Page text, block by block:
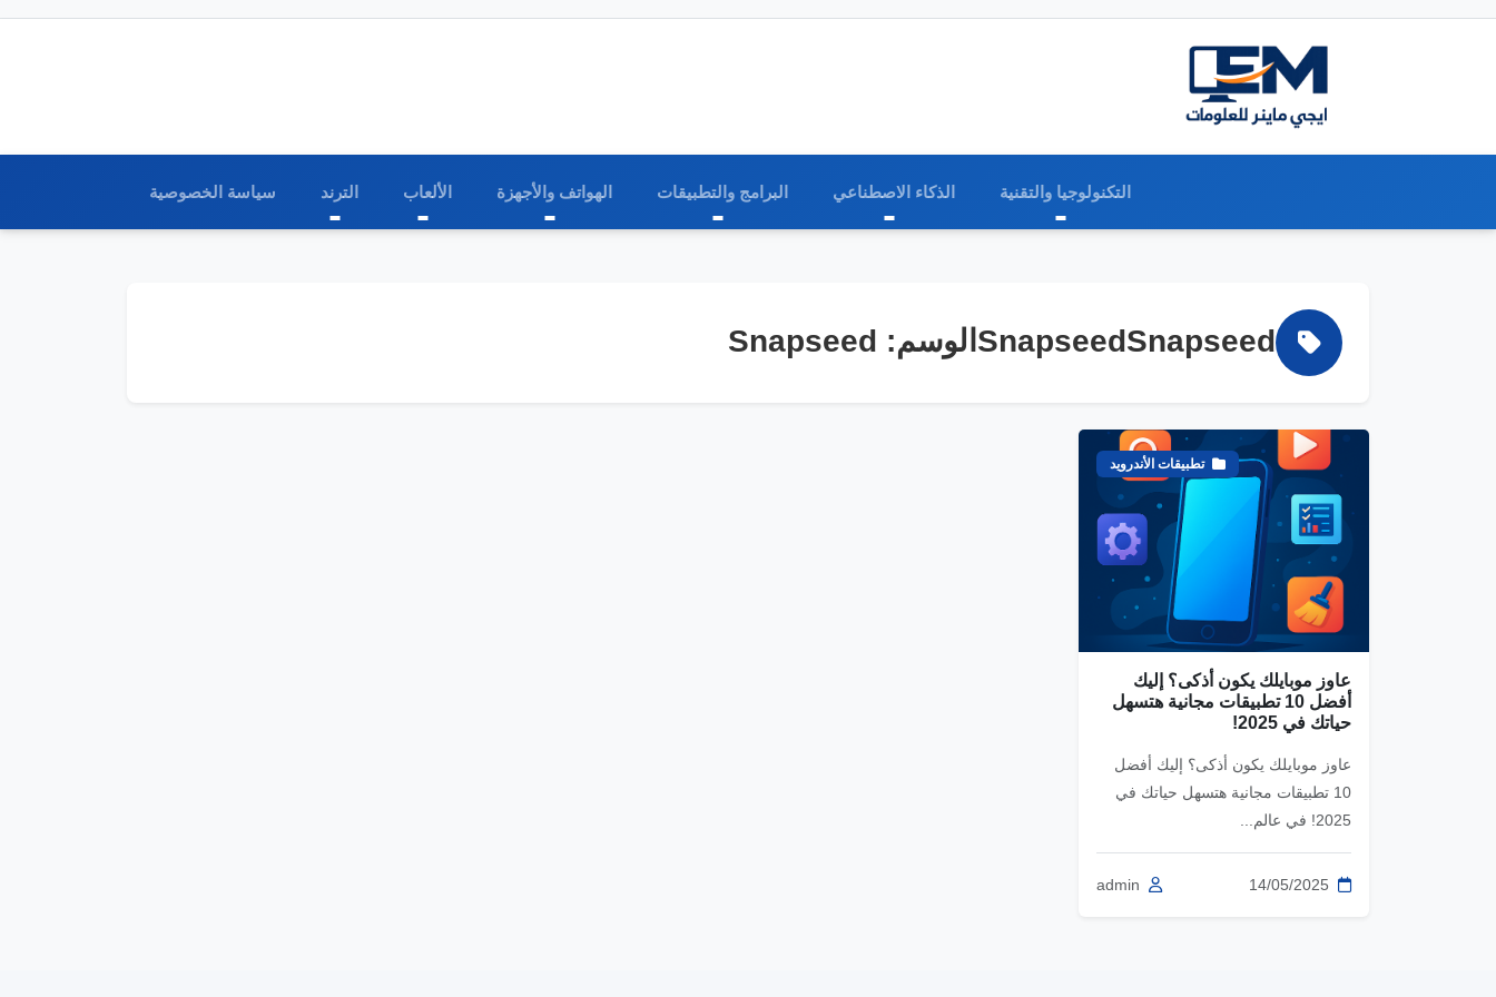
التكنولوجيا والتقنية الذكاء الاصطناعي البرامج والتطبيقات الهواتف والأجهزة الألعاب الترند سياسة الخصوصية
SnapseedSnapseedالوسم: Snapseed
تطبيقات الأندرويد
عاوز موبايلك يكون أذكى؟ إليك
أفضل 10 تطبيقات مجانية هتسهل
حياتك في 2025!
عاوز موبايلك يكون أذكى؟ إليك أفضل
10 تطبيقات مجانية هتسهل حياتك في
2025! في عالم...